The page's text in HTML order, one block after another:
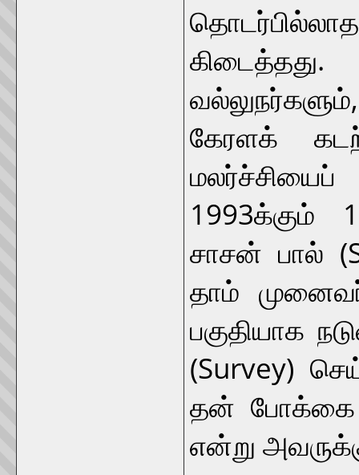
கேரளக்
1993க்கும்
சாசன் பால்
தாம்
பகுதியாக
(Survey)
தன் போக்கை
என்று